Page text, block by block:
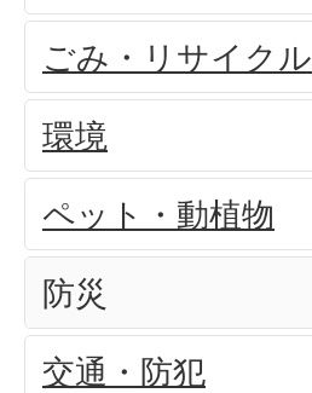
ごみ・リサイクル
環境
ペット・動植物
防災
交通・防犯